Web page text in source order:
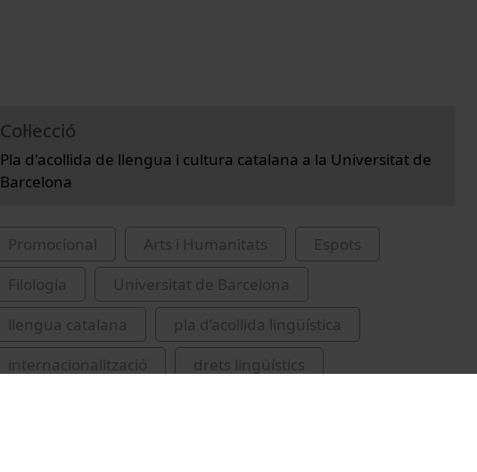
Col·lecció
Pla d'acollida de llengua i cultura catalana a la Universitat de
Barcelona
Promocional Arts i Humanitats
Espots
Filologia
Universitat de Barcelona
llengua catalana
pla d’acollida lingüística
internacionalització
drets lingüístics